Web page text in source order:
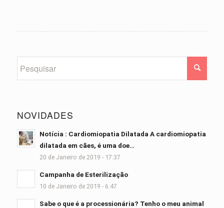
NOVIDADES
Notícia : Cardiomiopatia Dilatada A cardiomiopatia
dilatada em cães, é uma doe…
20 de Janeiro de 2019 - 17:37
Campanha de Esterilização
10 de Janeiro de 2019 - 6:47
Sabe o que é a processionária? Tenho o meu animal